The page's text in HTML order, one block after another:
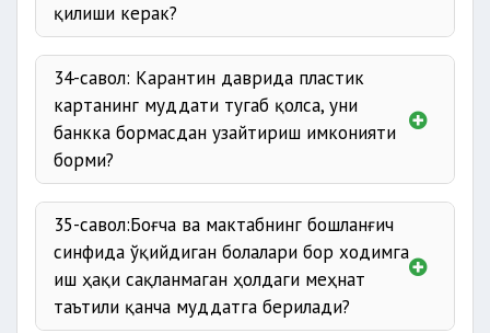
қилиши керак?
34-савол: Карантин даврида пластик
картанинг муддати тугаб қолса, уни
банкка бормасдан узайтириш имконияти
борми?
35-савол:Боғча ва мактабнинг бошланғич
синфида ўқийдиган болалари бор ходимга
иш ҳақи сақланмаган ҳолдаги меҳнат
таътили қанча муддатга берилади?